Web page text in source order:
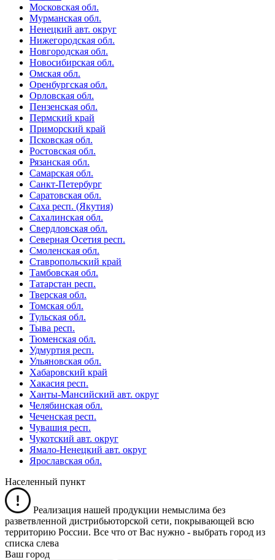
Московская обл.
Мурманская обл.
Ненецкий авт. округ
Нижегородская обл.
Новгородская обл.
Новосибирская обл.
Омская обл.
Оренбургская обл.
Орловская обл.
Пензенская обл.
Пермский край
Приморский край
Псковская обл.
Ростовская обл.
Рязанская обл.
Самарская обл.
Санкт-Петербург
Саратовская обл.
Саха респ. (Якутия)
Сахалинская обл.
Свердловская обл.
Северная Осетия респ.
Смоленская обл.
Ставропольский край
Тамбовская обл.
Татарстан респ.
Тверская обл.
Томская обл.
Тульская обл.
Тыва респ.
Тюменская обл.
Удмуртия респ.
Ульяновская обл.
Хабаровский край
Хакасия респ.
Ханты-Мансийский авт. округ
Челябинская обл.
Чеченская респ.
Чувашия респ.
Чукотский авт. округ
Ямало-Ненецкий авт. округ
Ярославская обл.
Населенный пункт
Реализация нашей продукции немыслима без
разветвленной дистрибьюторской сети, покрывающей всю
территорию России. Все что от Вас нужно - выбрать город из
списка слева
Ваш город